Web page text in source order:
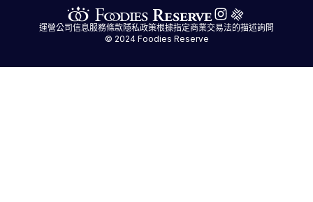
運營公司信息服務條款隱私政策根據指定商業交易法的描述詢問
© 2024 Foodies Reserve